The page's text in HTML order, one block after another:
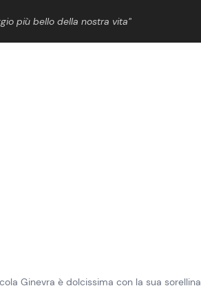
più bello della nostra vita”
Ginevra è dolcissima con la sua sorellina